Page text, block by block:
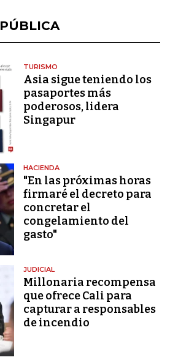
TURISMO
Asia sigue teniendo los
pasaportes más
poderosos, lidera
Singapur
HACIENDA
"En las próximas horas
firmaré el decreto para
concretar el
congelamiento del
gasto"
JUDICIAL
Millonaria recompensa
que ofrece Cali para
capturar a responsables
de incendio